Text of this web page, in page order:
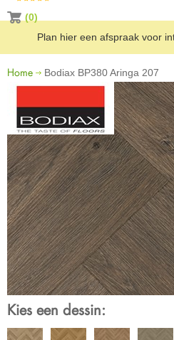
(0)
Plan hier een afspraak voor
Home Bodiax BP380 Aringa 207
Kies een dessin: